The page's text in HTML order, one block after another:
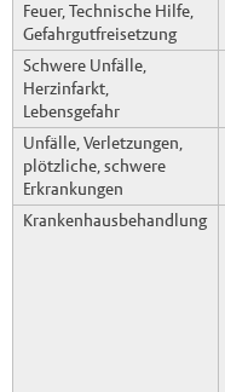
Feuer, Technische Hilfe,
Gefahrgutfreisetzung
Schwere Unfälle,
Herzinfarkt,
Lebensgefahr
Unfälle, Verletzungen,
plötzliche, schwere
Erkrankungen
Krankenhausbehandlung